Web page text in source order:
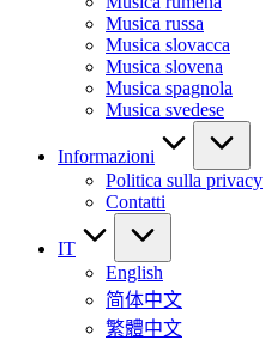
Musica russa
Musica slovacca
Musica slovena
Musica spagnola
Musica svedese
Informazioni
Politica sulla privacy
Contatti
IT
English
简体中文
繁體中文